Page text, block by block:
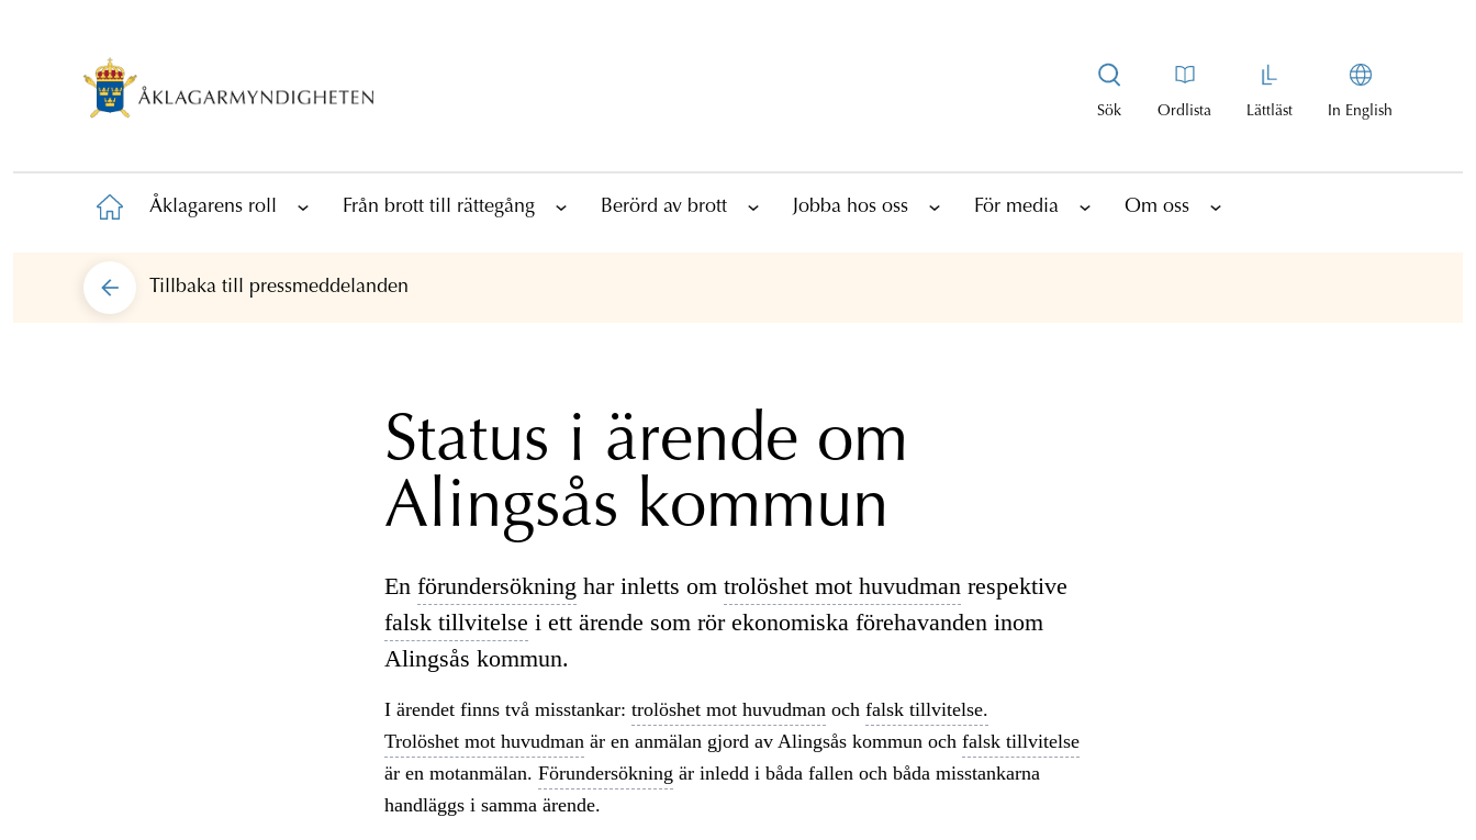
Sök Ordlista Lättläst In English
Åklagarens roll Från brott till rättegång Berörd av brott Jobba hos oss För media Om oss
Tillbaka till pressmeddelanden
Status i ärende om
Alingsås kommun
En förundersökning har inletts om trolöshet mot huvudman respektive
falsk tillvitelse i ett ärende som rör ekonomiska förehavanden inom
Alingsås kommun.
I ärendet finns två misstankar: trolöshet mot huvudman och falsk tillvitelse.
Trolöshet mot huvudman är en anmälan gjord av Alingsås kommun och falsk tillvitelse
är en motanmälan. Förundersökning är inledd i båda fallen och båda misstankarna
handläggs i samma ärende.